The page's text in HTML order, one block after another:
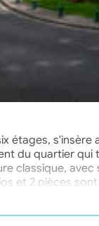
étages,
du quartier qui
classique,
et 2 pièces